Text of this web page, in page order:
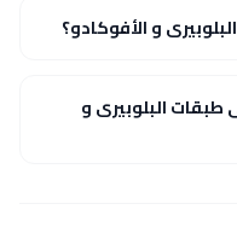
و الأفوكادو؟
البلوبيرى و